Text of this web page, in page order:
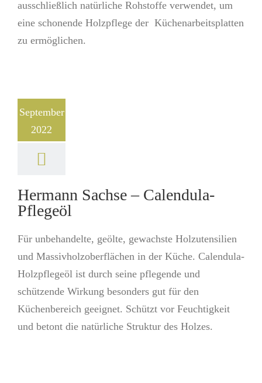
ausschließlich natürliche Rohstoffe ver­wen­det, um
eine schonende Holzpflege der Küchenarbeitsplatten
zu ermög­lichen.
September
2022
Hermann Sachse – Calendula-
Pflegeöl
Für unbehandelte, geölte, gewachste Holzutensilien
und Massivholzoberflächen in der Küche. Calendula-
Holzpflegeöl ist durch seine pflegende und
schützende Wirkung besonders gut für den
Küchenbereich geeignet. Schützt vor Feuchtigkeit
und betont die natürliche Struktur des Holzes.